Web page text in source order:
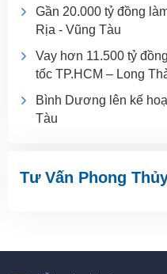
Gần 20.000 tỷ đồng
Rịa - Vũng Tàu
Vay hơn 11.500 tỷ
tốc TP.HCM – Long
Bình Dương lên kế
Tàu
Tư Vấn Phong